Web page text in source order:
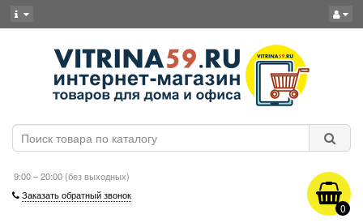
9:00 – 20:00 (без выходных)
Заказать обратный звонок
0